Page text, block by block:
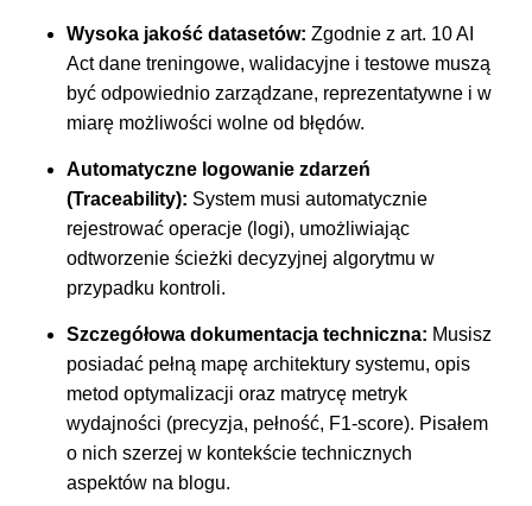
Wysoka jakość datasetów: Zgodnie z art. 10 AI
Act dane treningowe, walidacyjne i testowe muszą
być odpowiednio zarządzane, reprezentatywne i w
miarę możliwości wolne od błędów.
Automatyczne logowanie zdarzeń
(Traceability): System musi automatycznie
rejestrować operacje (logi), umożliwiając
odtworzenie ścieżki decyzyjnej algorytmu w
przypadku kontroli.
Szczegółowa dokumentacja techniczna: Musisz
posiadać pełną mapę architektury systemu, opis
metod optymalizacji oraz matrycę metryk
wydajności (precyzja, pełność, F1-score). Pisałem
o nich szerzej w kontekście technicznych
aspektów na blogu.